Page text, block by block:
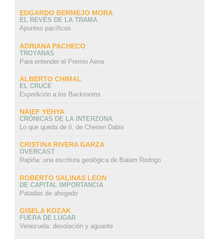
EDGARDO BERMEJO MORA
EL REVÉS DE LA TRAMA
Apuntes pacíficos
ADRIANA PACHECO
TROYANAS
Para entender el Premio Aena
ALBERTO CHIMAL
EL CRUCE
Expedición a los Backrooms
NAIEF YEHYA
CRÓNICAS DE LA INTERZONA
Lo que queda de ti, de Cherien Dabis
CRISTINA RIVERA GARZA
OVERCAST
Rapiña: una escritura geológica de Balam Rodrigo
ROBERTO SALINAS LEON
DE CAPITAL IMPORTANCIA
Patadas de ahogado
GISELA KOZAK
FUERA DE LUGAR
Venezuela: desolación y aguante